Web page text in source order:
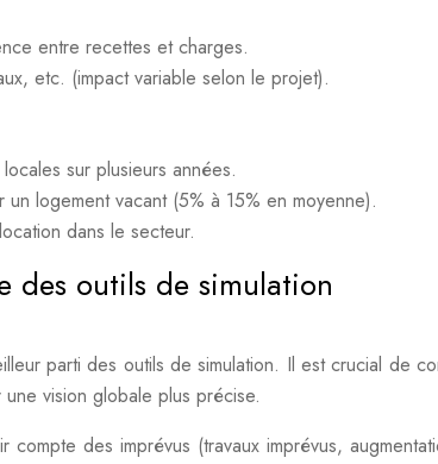
entre recettes et charges.
etc. (impact variable selon le projet).
sur plusieurs années.
logement vacant (5% à 15% en moyenne).
dans le secteur.
des outils de simulation
parti des outils de simulation. Il est crucial de
vision globale plus précise.
des imprévus (travaux imprévus,